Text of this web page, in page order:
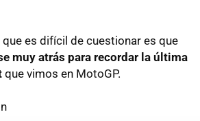
es difícil de cuestionar es que
muy atrás para recordar la última
que vimos en MotoGP.